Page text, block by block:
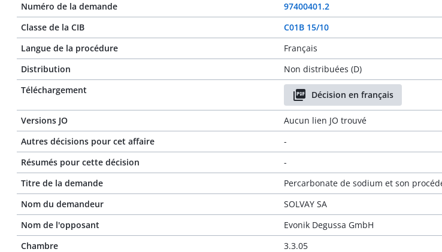
Numéro de la demande
97400401.2
Classe de la CIB
C01B 15/10
Langue de la procédure
Français
Distribution
Non distribuées (D)
Téléchargement
Décision en français
Versions JO
Aucun lien JO trouvé
Autres décisions pour cet affaire
-
Résumés pour cette décision
-
Titre de la demande
Percarbonate de sodium et son
Nom du demandeur
SOLVAY SA
Nom de l'opposant
Evonik Degussa GmbH
Chambre
3.3.05